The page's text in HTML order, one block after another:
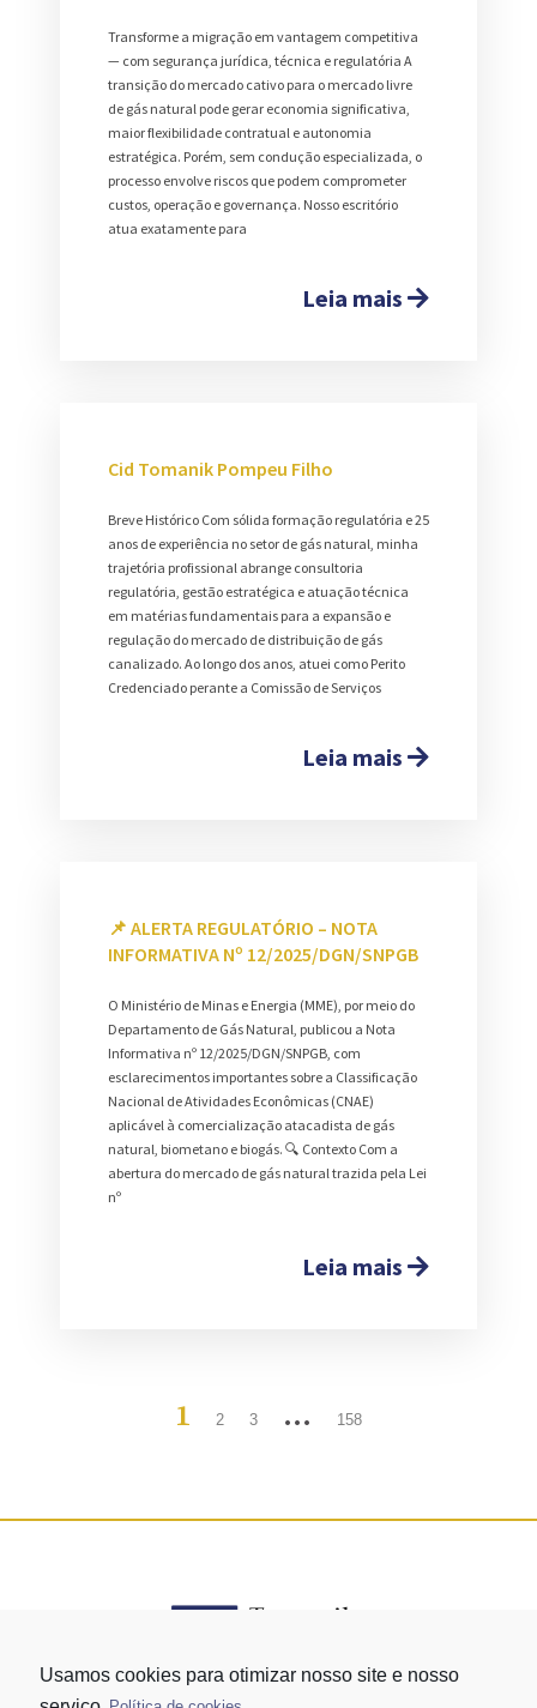
Transforme a migração em vantagem competitiva
— com segurança jurídica, técnica e regulatória A
transição do mercado cativo para o mercado livre
de gás natural pode gerar economia significativa,
maior flexibilidade contratual e autonomia
estratégica. Porém, sem condução especializada, o
processo envolve riscos que podem comprometer
custos, operação e governança. Nosso escritório
atua exatamente para
Leia mais
Cid Tomanik Pompeu Filho
Breve Histórico Com sólida formação regulatória e 25
anos de experiência no setor de gás natural, minha
trajetória profissional abrange consultoria
regulatória, gestão estratégica e atuação técnica
em matérias fundamentais para a expansão e
regulação do mercado de distribuição de gás
canalizado. Ao longo dos anos, atuei como Perito
Credenciado perante a Comissão de Serviços
Leia mais
📌 ALERTA REGULATÓRIO – NOTA
INFORMATIVA Nº 12/2025/DGN/SNPGB
O Ministério de Minas e Energia (MME), por meio do
Departamento de Gás Natural, publicou a Nota
Informativa nº 12/2025/DGN/SNPGB, com
esclarecimentos importantes sobre a Classificação
Nacional de Atividades Econômicas (CNAE)
aplicável à comercialização atacadista de gás
natural, biometano e biogás. 🔍 Contexto Com a
abertura do mercado de gás natural trazida pela Lei
nº
Leia mais
1 2 3 … 158
Usamos cookies para otimizar nosso site e nosso